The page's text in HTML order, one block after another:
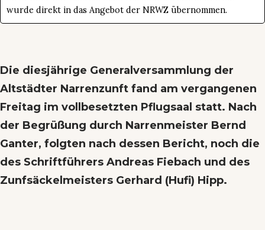
wurde direkt in das Angebot der NRWZ übernommen.
Die diesjährige Generalversammlung der
Altstädter Narrenzunft fand am vergangenen
Freitag im vollbesetzten Pflugsaal statt. Nach
der Begrüßung durch Narrenmeister Bernd
Ganter, folgten nach dessen Bericht, noch die
des Schriftführers Andreas Fiebach und des
Zunfsäckelmeisters Gerhard (Hufi) Hipp.